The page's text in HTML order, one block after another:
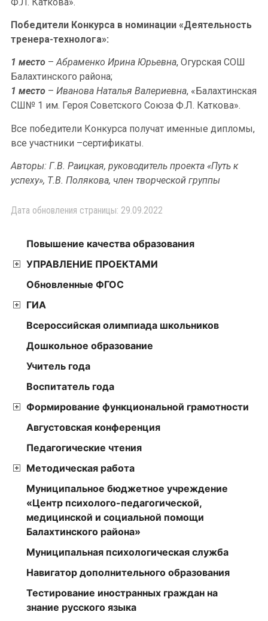
Победители Конкурса в номинации «Деятельность
тренера-технолога»:
1 место –Абраменко Ирина Юрьевна, Огурская СОШ
Балахтинского района;
1 место – Иванова Наталья Валериевна, «Балахтинская
СШ№ 1 им. Героя Советского Союза Ф.Л. Каткова».
Все победители Конкурса получат именные дипломы,
все участники –сертификаты.
Авторы: Г.В. Раицкая, руководитель проекта «Путь к
успеху», Т.В. Полякова, член творческой группы
Дата обновления страницы: 29.09.2022
Повышение качества образования
УПРАВЛЕНИЕ ПРОЕКТАМИ
Обновленные ФГОС
ГИА
Всероссийская олимпиада школьников
Дошкольное образование
Учитель года
Воспитатель года
Формирование функциональной грамотности
Августовская конференция
Педагогические чтения
Методическая работа
Муниципальное бюджетное учреждение
«Центр психолого-педагогической,
медицинской и социальной помощи
Балахтинского района»
Муниципальная психологическая служба
Навигатор дополнительного образования
Тестирование иностранных граждан на
знание русского языка